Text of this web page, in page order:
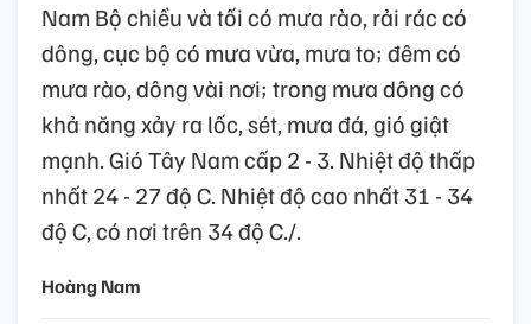
Nam Bộ chiều và tối có mưa rào, rải rác có
dông, cục bộ có mưa vừa, mưa to; đêm có
mưa rào, dông vài nơi; trong mưa dông có
khả năng xảy ra lốc, sét, mưa đá, gió giật
mạnh. Gió Tây Nam cấp 2 - 3. Nhiệt độ thấp
nhất 24 - 27 độ C. Nhiệt độ cao nhất 31 - 34
độ C, có nơi trên 34 độ C./.
Hoàng Nam